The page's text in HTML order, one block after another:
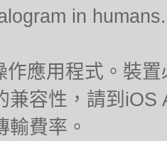
in
作應用程式。裝
兼容性，請到
輸費率。